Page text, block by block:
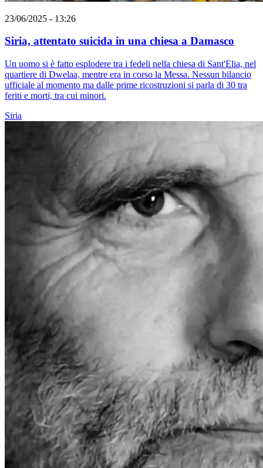
23/06/2025 - 13:26
Siria, attentato suicida in una chiesa a Damasco
Un uomo si è fatto esplodere tra i fedeli nella chiesa di Sant'Elia, nel
quartiere di Dwelaa, mentre era in corso la Messa. Nessun bilancio
ufficiale al momento ma dalle prime ricostruzioni si parla di 30 tra
feriti e morti, tra cui minori.
Siria